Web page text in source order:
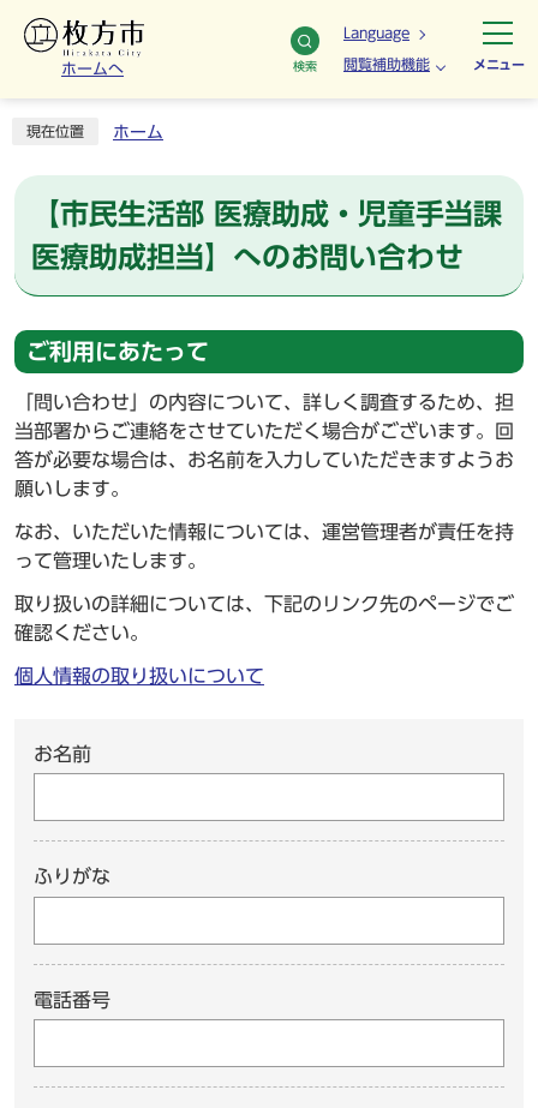
ホームへ 検索
Language
閲覧補助機能 メニュー
現在位置 ホーム
【市民生活部 医療助成・児童手当課
医療助成担当】へのお問い合わせ
ご利用にあたって
「問い合わせ」の内容について、詳しく調査するため、担
当部署からご連絡をさせていただく場合がございます。回
答が必要な場合は、お名前を入力していただきますようお
願いします。
なお、いただいた情報については、運営管理者が責任を持
って管理いたします。
取り扱いの詳細については、下記のリンク先のページでご
確認ください。
個人情報の取り扱いについて
お名前
ふりがな
電話番号